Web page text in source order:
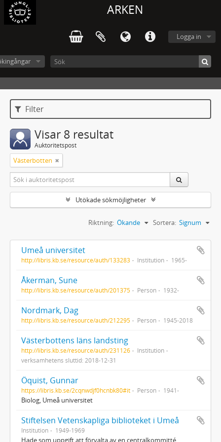
ARKEN
Logga in
Filter
Visar 8 resultat
Auktoritetspost
Västerbotten
Utökade sökmöjligheter
Sortera: Signum
Riktning: Ökande
Umeå universitet
http://libris.kb.se/resource/auth/133283 Institution 1965-
Åkerman, Sune
http://libris.kb.se/resource/auth/201375 Person 1932-
Nordmark, Dag
http://libris.kb.se/resource/auth/212295 Person 1945-2018
Västerbottens läns landsting
http://libris.kb.se/resource/auth/231126
Institution
verksamhetens sluttid: 2018-12-31
Öquist, Gunnar
https://libris.kb.se/2cqnwdjf0hcnbk80#it Person 1941-
Biolog, Umeå universitet
Stiftelsen Vetenskapliga biblioteket i Umeå
Institution 1949-1969
Hade som uppgift att förvalta av en centralkommitté